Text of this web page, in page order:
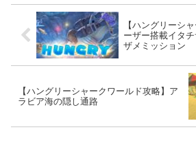
【ハングリーシ
ーザー搭載イタ
ザメミッション
【ハングリーシャークワールド攻略】ア
ラビア海の隠し通路